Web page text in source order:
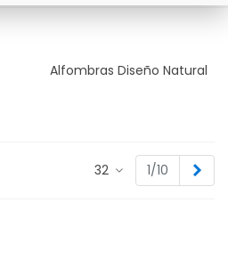
Alfombras Diseño Natural
32 1/10